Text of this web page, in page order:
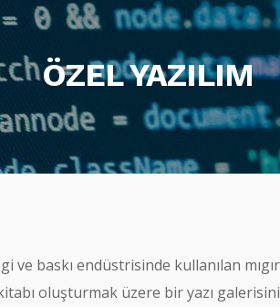
ÖZEL YAZILIM
ve baskı endüstrisinde kullanılan
oluşturmak üzere bir yazı galerisini